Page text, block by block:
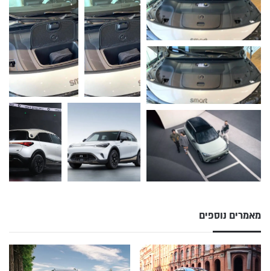
מאמרים נוספים